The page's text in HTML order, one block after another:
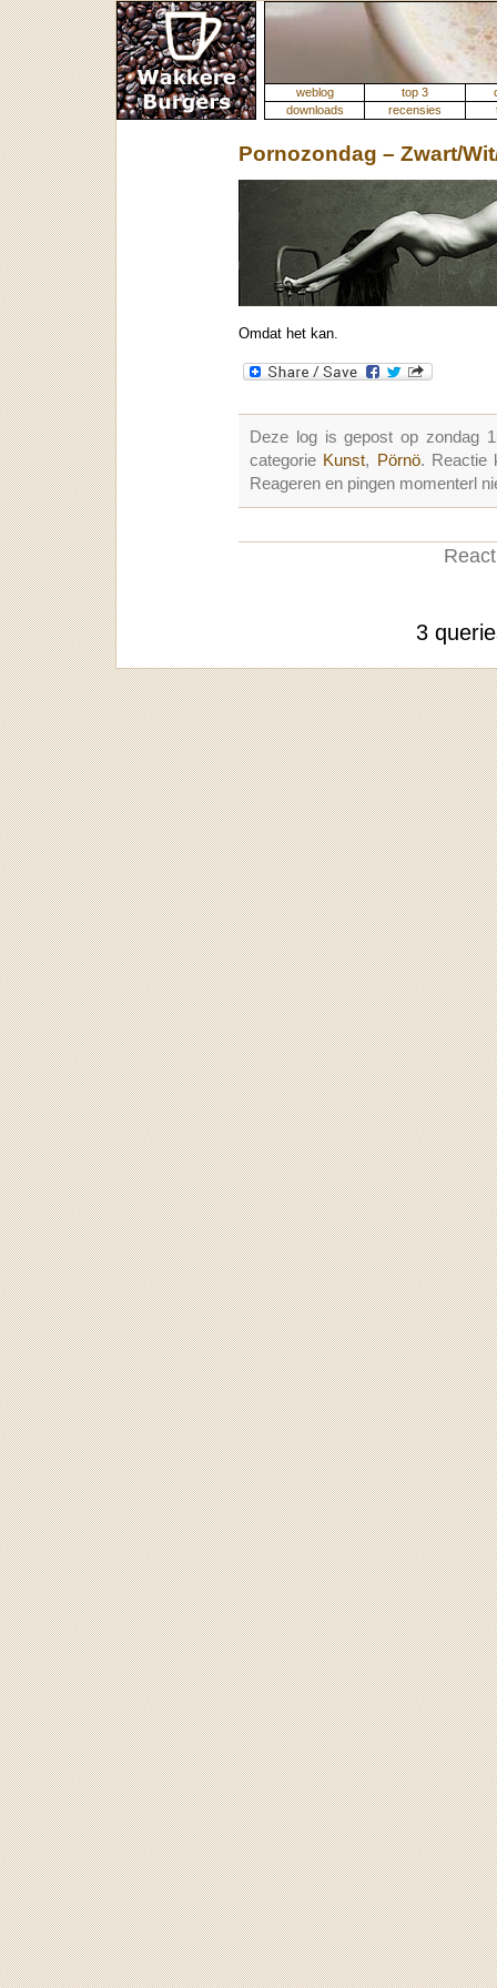
weblog top 3
downloads
recensies
Pornozondag – Zwart/
Omdat het kan.
Deze log is gepost op zondag
categorie Kunst, Pörnö. Reactie
Reageren en pingen momenterl
3